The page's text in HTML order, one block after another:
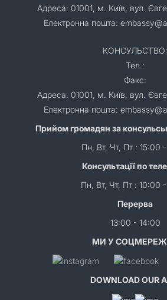
Адреса: 01001, м. Київ, вул.
Електронна пошта:
КОНСУЛЬСТВО:
Тел.:
Факс:
Адреса: 01001, м. Київ, вул.
Електронна пошта:
Прийом громадян за
Пн, Вт, Чт, Пт : 15:00
Консультації по
Пн, Вт, Чт, Пт : 10:00
Перерва
13:00 - 14:00
МИ У
DOWNLOAD OUR